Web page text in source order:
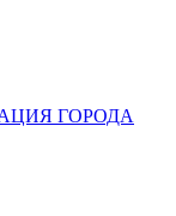
ГОРОДА